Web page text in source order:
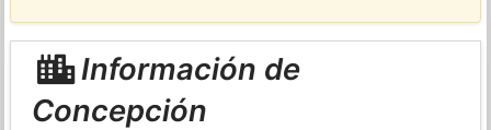
Información de
Concepción